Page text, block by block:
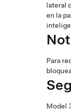
lateral
en la
Para
Model